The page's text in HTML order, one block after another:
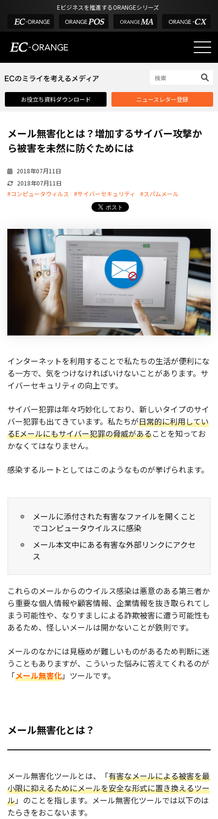
Eビジネスを推進するORANGEシリーズ
選ばれる理由
課題解決例
機能一覧
外部サービス連携
インフラ環境・サポート
特長
ショッピングモール型 EC
マルチテナント、マルチブランドなど
通販受注対応
ECと通販の連動を可能に
EC運用支援
継続的に結果を出し続けるECサイトへ
ライセンス契約
内製化支援
補助金活用支援
導入事例
お問い合わせ
お役立ち資料ダウンロード ニュースレター登録
メール無害化とは？増加するサイバー攻撃か
ら被害を未然に防ぐためには
2018年07月11日
2018年07月11日
#コンピュータウィルス
#サイバーセキュリティ #スパムメール
インターネットを利用することで私たちの生活が便利にな
る一方で、気をつけなければいけないことがあります。サ
イバーセキュリティの向上です。
サイバー犯罪は年々巧妙化しており、新しいタイプのサイ
バー犯罪も出てきています。私たちが日常的に利用してい
るEメールにもサイバー犯罪の脅威があることを知ってお
かなくてはなりません。
感染するルートとしてはこのようなものが挙げられます。
メールに添付された有害なファイルを開くこと
でコンピュータウイルスに感染
メール本文中にある有害な外部リンクにアクセ
ス
これらのメールからのウイルス感染は悪意のある第三者か
ら重要な個人情報や顧客情報、企業情報を抜き取られてし
まう可能性や、なりすましによる詐欺被害に遭う可能性も
あるため、怪しいメールは開かないことが鉄則です。
メールのなかには見極めが難しいものがあるため判断に迷
うこともありますが、こういった悩みに答えてくれるのが
「メール無害化」ツールです。
メール無害化とは？
メール無害化ツールとは、「有害なメールによる被害を最
小限に抑えるためにメールを安全な形式に置き換えるツー
ル」のことを指します。メール無害化ツールでは以下のは
たらきをおこないます。